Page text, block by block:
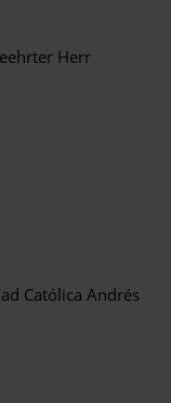
Herr
Católica Andrés